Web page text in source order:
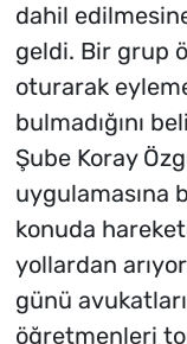
dahil
geldi. Bir grup
oturarak
bulmadığını
Şube Koray
uygulamasına
konuda
yollardan
günü
öğretmenleri